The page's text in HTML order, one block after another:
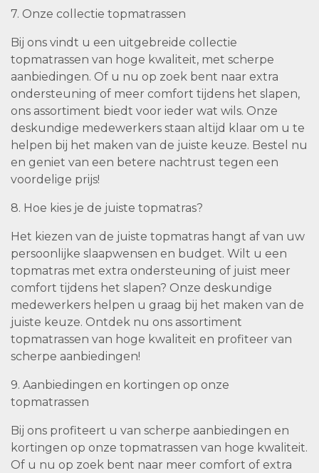
7. Onze collectie topmatrassen
Bij ons vindt u een uitgebreide collectie
topmatrassen van hoge kwaliteit, met scherpe
aanbiedingen. Of u nu op zoek bent naar extra
ondersteuning of meer comfort tijdens het slapen,
ons assortiment biedt voor ieder wat wils. Onze
deskundige medewerkers staan altijd klaar om u te
helpen bij het maken van de juiste keuze. Bestel nu
en geniet van een betere nachtrust tegen een
voordelige prijs!
8. Hoe kies je de juiste topmatras?
Het kiezen van de juiste topmatras hangt af van uw
persoonlijke slaapwensen en budget. Wilt u een
topmatras met extra ondersteuning of juist meer
comfort tijdens het slapen? Onze deskundige
medewerkers helpen u graag bij het maken van de
juiste keuze. Ontdek nu ons assortiment
topmatrassen van hoge kwaliteit en profiteer van
scherpe aanbiedingen!
9. Aanbiedingen en kortingen op onze
topmatrassen
Bij ons profiteert u van scherpe aanbiedingen en
kortingen op onze topmatrassen van hoge kwaliteit.
Of u nu op zoek bent naar meer comfort of extra